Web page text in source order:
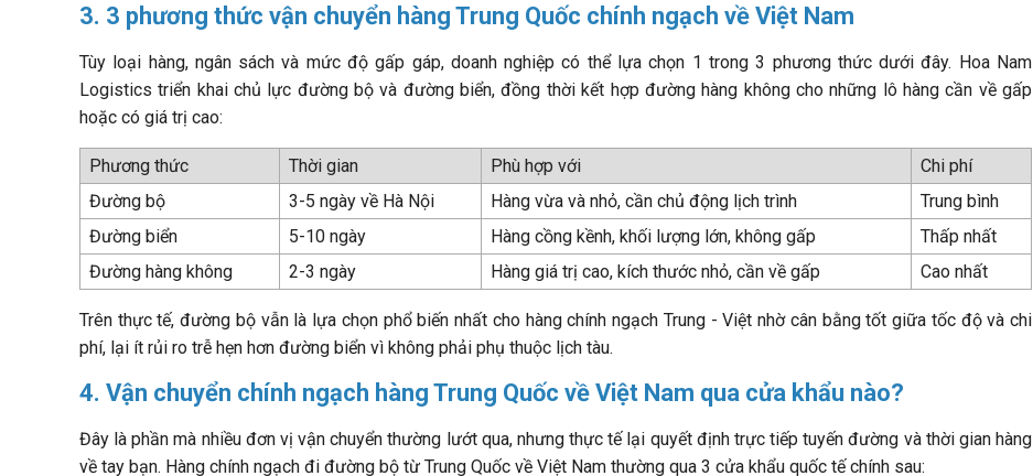
3. 3 phương thức vận chuyển hàng Trung Quốc chính ngạch về Việt Nam
Tùy loại hàng, ngân sách và mức độ gấp gáp, doanh nghiệp có thể lựa chọn 1 trong 3 phương thức dưới đây. Hoa Nam
Logistics triển khai chủ lực đường bộ và đường biển, đồng thời kết hợp đường hàng không cho những lô hàng cần về gấp
hoặc có giá trị cao:
Phương thức Thời gian Phù hợp với
Chi phí
Đường bộ
3-5 ngày về Hà Nội Hàng vừa và nhỏ, cần chủ động lịch trình
Trung bình
Đường biển
5-10 ngày Hàng cồng kềnh, khối lượng lớn, không gấp
Thấp nhất
Đường hàng không
2-3 ngày Hàng giá trị cao, kích thước nhỏ, cần về gấp Cao nhất
Trên thực tế, đường bộ vẫn là lựa chọn phổ biến nhất cho hàng chính ngạch Trung - Việt nhờ cân bằng tốt giữa tốc độ và chi
phí, lại ít rủi ro trễ hẹn hơn đường biển vì không phải phụ thuộc lịch tàu.
4. Vận chuyển chính ngạch hàng Trung Quốc về Việt Nam qua cửa khẩu nào?
Đây là phần mà nhiều đơn vị vận chuyển thường lướt qua, nhưng thực tế lại quyết định trực tiếp tuyến đường và thời gian hàng
về tay bạn. Hàng chính ngạch đi đường bộ từ Trung Quốc về Việt Nam thường qua 3 cửa khẩu quốc tế chính sau: